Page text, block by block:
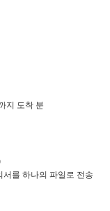
지 도착 분
서를 하나의 파일로 전송